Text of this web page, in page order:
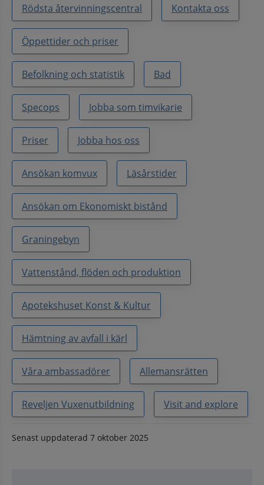
Rödsta återvinningscentral Kontakta oss
Öppettider och priser
Befolkning och statistik Bad
Specops Jobba som timvikarie
Priser Jobba hos oss
Ansökan komvux Läsårstider
Ansökan om Ekonomiskt bistånd
Graningebyn
Vattenstånd, flöden och produktion
Apotekshuset Konst & Kultur
Hämtning av avfall i kärl
Våra ambassadörer Allemansrätten
Reveljen Vuxenutbildning Visit and explore
Senast uppdaterad 7 oktober 2025